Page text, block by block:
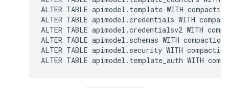
ALTER TABLE apimodel.template WITH
ALTER TABLE apimodel.credentials WITH
ALTER TABLE apimodel.credentialsv2 WITH
ALTER TABLE apimodel.schemas WITH
ALTER TABLE apimodel.security WITH
ALTER TABLE apimodel.template_auth WITH